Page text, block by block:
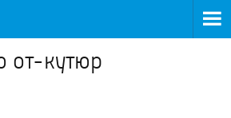
от-кутюр